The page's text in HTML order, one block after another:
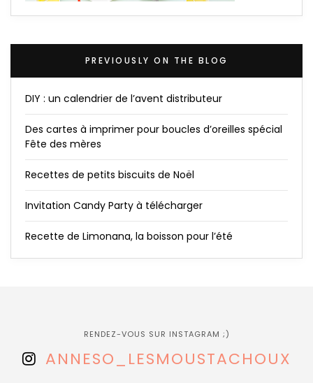
PREVIOUSLY ON THE BLOG
DIY : un calendrier de l’avent distributeur
Des cartes à imprimer pour boucles d’oreilles spécial
Fête des mères
Recettes de petits biscuits de Noël
Invitation Candy Party à télécharger
Recette de Limonana, la boisson pour l’été
RENDEZ-VOUS SUR INSTAGRAM ;)
ANNESO_LESMOUSTACHOUX